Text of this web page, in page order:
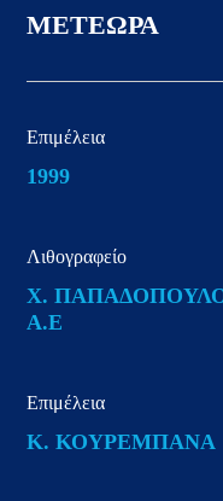
ΜΕΤΕΩΡΑ
Επιμέλεια
1999
Λιθογραφείο
Χ.
Α.Ε
Επιμέλεια
Κ. ΚΟΥΡΕΜΠΑΝΑ